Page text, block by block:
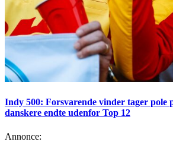
Indy 500: Forsvarende vinder tager pole
danskere endte udenfor Top 12
Annonce: